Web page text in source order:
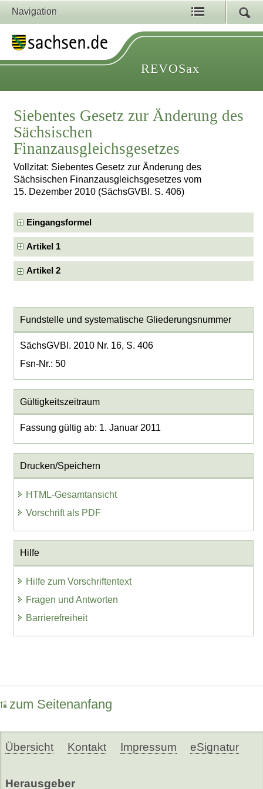
Navigation
REVOSax
Siebentes Gesetz zur Änderung des
Sächsischen
Finanzausgleichsgesetzes
Vollzitat: Siebentes Gesetz zur Änderung des
Sächsischen Finanzausgleichsgesetzes vom
15. Dezember 2010 (SächsGVBl. S. 406)
Eingangsformel
Artikel 1
Artikel 2
Fundstelle und systematische Gliederungsnummer
SächsGVBl. 2010 Nr. 16, S. 406
Fsn-Nr.: 50
Gültigkeitszeitraum
Fassung gültig ab: 1. Januar 2011
Drucken/Speichern
HTML-Gesamtansicht
Vorschrift als PDF
Hilfe
Hilfe zum Vorschriftentext
Fragen und Antworten
Barrierefreiheit
zum Seitenanfang
Übersicht Kontakt Impressum eSignatur
Herausgeber